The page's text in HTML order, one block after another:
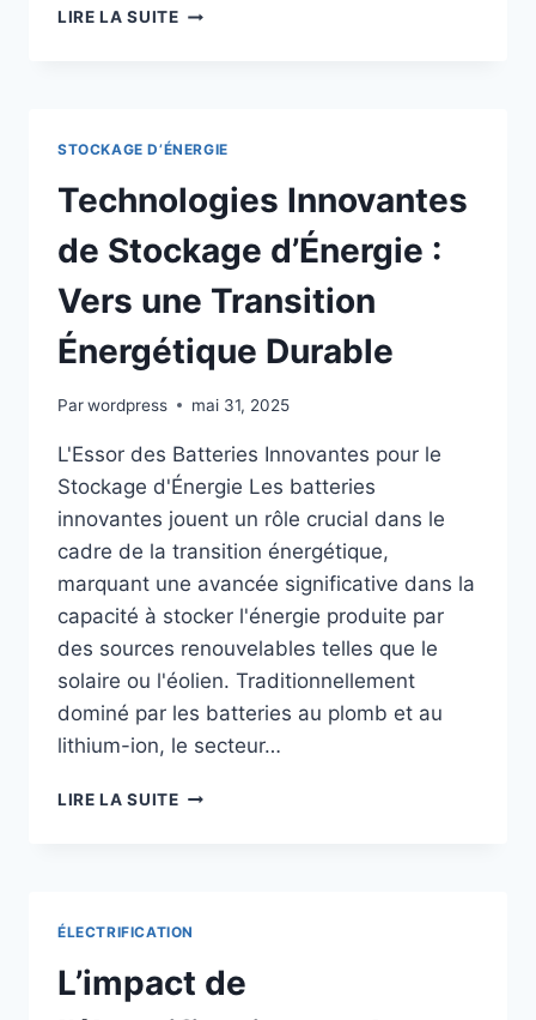
LIRE LA SUITEEXPLORATION
FACILITER
LA
TRANSITION
ÉNERGÉTIQUE
STOCKAGE D’ÉNERGIE
Technologies Innovantes
de Stockage d’Énergie :
Vers une Transition
Énergétique Durable
Parwordpress mai 31, 2025
L'Essor des Batteries Innovantes pour le
Stockage d'Énergie Les batteries
innovantes jouent un rôle crucial dans le
cadre de la transition énergétique,
marquant une avancée significative dans la
capacité à stocker l'énergie produite par
des sources renouvelables telles que le
solaire ou l'éolien. Traditionnellement
dominé par les batteries au plomb et au
lithium-ion, le secteur…
LIRE LA SUITETECHNOLOGIES
UNE
TRANSITION
ÉLECTRIFICATION
L’impact de